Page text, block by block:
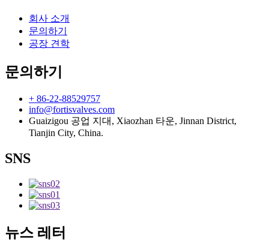
회사 소개
문의하기
공장 견학
문의하기
+ 86-22-88529757
info@fortisvalves.com
Guaizigou 공업 지대, Xiaozhan 타운, Jinnan District,
Tianjin City, China.
SNS
뉴스 레터